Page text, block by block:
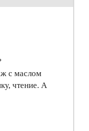
с маслом
чтение. А